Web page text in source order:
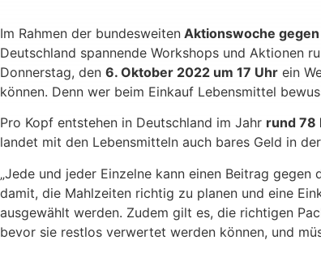
Im Rahmen der bundesweiten Aktionswoche
Deutschland spannende Workshops und Aktionen
Donnerstag, den 6. Oktober 2022 um 17 Uhr ein
können. Denn wer beim Einkauf Lebensmittel
Pro Kopf entstehen in Deutschland im Jahr rund 78
landet mit den Lebensmitteln auch bares Geld in
„Jede und jeder Einzelne kann einen Beitrag gegen
damit, die Mahlzeiten richtig zu planen und eine
ausgewählt werden. Zudem gilt es, die richtigen
bevor sie restlos verwertet werden können, und